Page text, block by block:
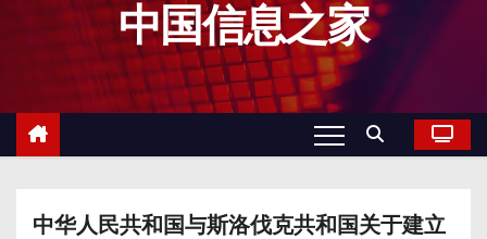
中国信息之家
中华人民共和国与斯洛伐克共和国关于建立